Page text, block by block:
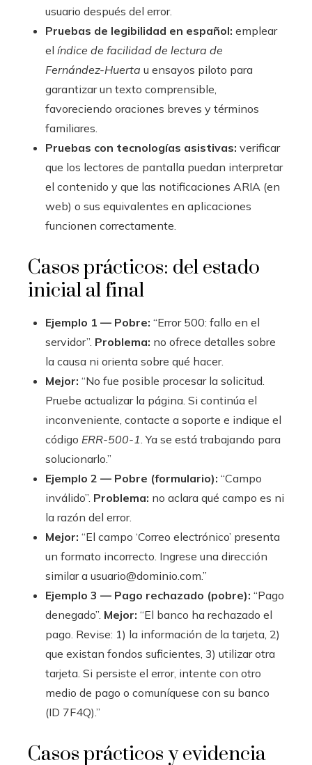
usuario después del error.
Pruebas de legibilidad en español: emplear
el índice de facilidad de lectura de
Fernández-Huerta u ensayos piloto para
garantizar un texto comprensible,
favoreciendo oraciones breves y términos
familiares.
Pruebas con tecnologías asistivas: verificar
que los lectores de pantalla puedan interpretar
el contenido y que las notificaciones ARIA (en
web) o sus equivalentes en aplicaciones
funcionen correctamente.
Casos prácticos: del estado
inicial al final
Ejemplo 1 — Pobre: “Error 500: fallo en el
servidor”. Problema: no ofrece detalles sobre
la causa ni orienta sobre qué hacer.
Mejor: “No fue posible procesar la solicitud.
Pruebe actualizar la página. Si continúa el
inconveniente, contacte a soporte e indique el
código ERR-500-1. Ya se está trabajando para
solucionarlo.”
Ejemplo 2 — Pobre (formulario): “Campo
inválido”. Problema: no aclara qué campo es ni
la razón del error.
Mejor: “El campo ‘Correo electrónico’ presenta
un formato incorrecto. Ingrese una dirección
similar a usuario@dominio.com.”
Ejemplo 3 — Pago rechazado (pobre): “Pago
denegado”. Mejor: “El banco ha rechazado el
pago. Revise: 1) la información de la tarjeta, 2)
que existan fondos suficientes, 3) utilizar otra
tarjeta. Si persiste el error, intente con otro
medio de pago o comuníquese con su banco
(ID 7F4Q).”
Casos prácticos y evidencia